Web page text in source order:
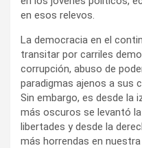
en esos relevos.
La democracia en el
transitar por carriles
corrupción, abuso de
paradigmas ajenos a sus
Sin embargo, es desde la
más oscuros se levantó
libertades y desde la
más horrendas en